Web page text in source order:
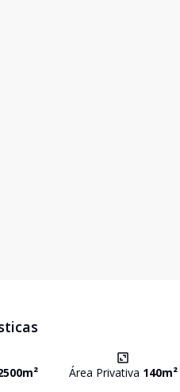
m² Área Privativa 140m²